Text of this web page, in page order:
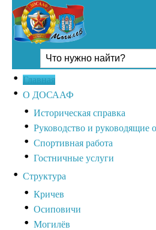
Главная
О ДОСААФ
Историческая справка
Руководство и
Спортивная работа
Гостничные услуги
Структура
Кричев
Осиповичи
Могилёв